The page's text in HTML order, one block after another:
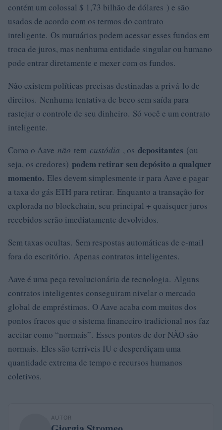
contém um colossal $ 1,73 bilhão de dólares ) e são
usados ​​de acordo com os termos do contrato
inteligente. Os mutuários podem acessar esses fundos em
troca de juros, mas nenhuma entidade singular ou humano
pode entrar diretamente e mexer com os fundos.
Não existem políticas precisas destinadas a privá-lo de
direitos. Nenhuma tentativa de beco sem saída para
rastejar o controle de seu dinheiro. Só você e um contrato
inteligente.
Como o Aave não tem custódia , os depositantes (ou
seja, os credores) podem retirar seu depósito a qualquer
momento. Eles devem simplesmente ir para Aave e pagar
a taxa do gás ETH para retirar. Enquanto a transação for
explorada no blockchain, seu principal + quaisquer juros
recebidos serão imediatamente devolvidos.
Sem taxas ocultas. Sem respostas automáticas de e-mail
fora do escritório. Apenas contratos inteligentes.
Aave é uma peça revolucionária de tecnologia. Alguns
contratos inteligentes conseguiram nivelar o mercado
global de empréstimos. O Aave acaba com muitos dos
pontos fracos que o sistema financeiro tradicional nos faz
aceitar como “normais”. Esses pontos de dor NÃO são
normais. Eles são terríveis IU e desperdiçam uma
quantidade extrema de tempo e recursos humanos
coletivos.
AUTOR